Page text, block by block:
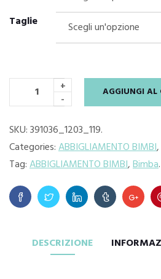
originale
era:
€15.90.
è:
Taglie
+
-
AGGIUNGI AL
SKU:391036_1203_119.
Categories:ABBIGLIAMENTO BIMBI,
Tag:ABBIGLIAMENTO BIMBI,Bimba.
DESCRIZIONE